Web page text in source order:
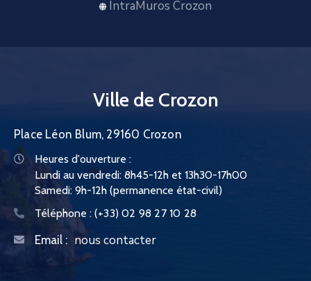
IntraMuros Crozon
Ville de Crozon
Place Léon Blum, 29160 Crozon
Heures d'ouverture :
Lundi au vendredi: 8h45-12h et 13h30-17h00
Samedi: 9h-12h (permanence état-civil)
Téléphone : (+33) 02 98 27 10 28
Email : nous contacter